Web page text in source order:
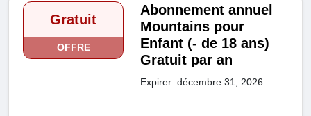
Gratuit
OFFRE
Abonnement annuel
Mountains pour
Enfant (- de 18 ans)
Gratuit par an
Expirer: décembre 31, 2026